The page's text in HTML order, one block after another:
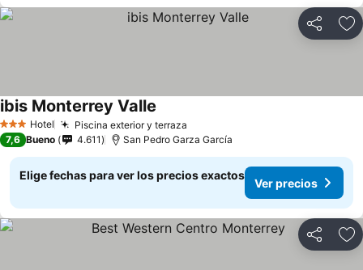
Compartir
3 Estrellas
Hotel Piscina exterior y terraza
ibis Monterrey Valle
7,6 Bueno 4.611 San Pedro Garza García
Elige fechas para ver los precios exactos
Ver precios
Compartir